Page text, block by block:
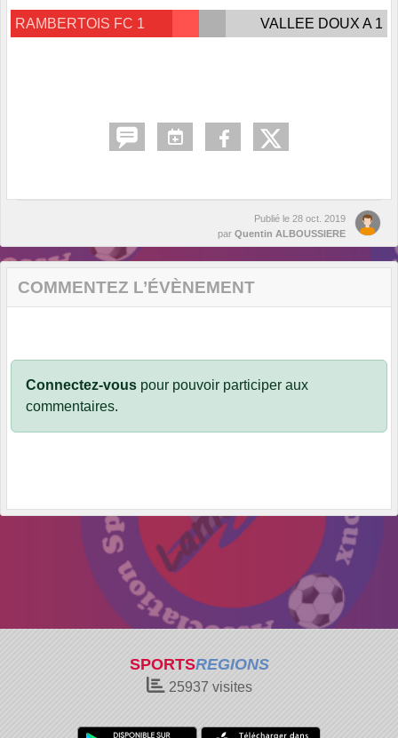
RAMBERTOIS FC 1 VALLEE DOUX A 1
Publié le 28 oct. 2019
par Quentin ALBOUSSIERE
COMMENTEZ L’ÉVÈNEMENT
Connectez-vous pour pouvoir participer aux
commentaires.
SPORTSREGIONS
25937 visites